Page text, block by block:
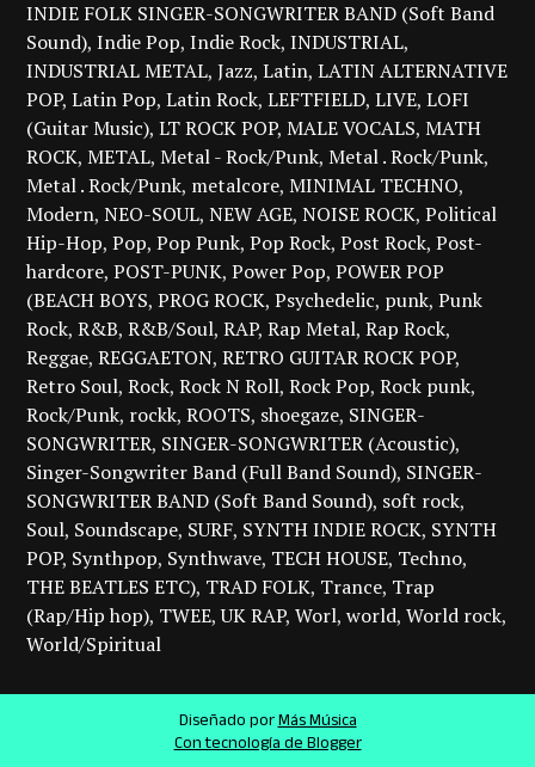
INDIE FOLK SINGER-SONGWRITER BAND (Soft Band
Sound) Indie Pop Indie Rock INDUSTRIAL
INDUSTRIAL METAL Jazz Latin LATIN ALTERNATIVE
POP Latin Pop Latin Rock LEFTFIELD LIVE LOFI
(Guitar Music) LT ROCK POP MALE VOCALS MATH
ROCK METAL Metal - Rock/Punk Metal . Rock/Punk
Metal . Rock/Punk metalcore MINIMAL TECHNO
Modern NEO-SOUL NEW AGE NOISE ROCK Political
Hip-Hop Pop Pop Punk Pop Rock Post Rock Post-
hardcore POST-PUNK Power Pop POWER POP
(BEACH BOYS PROG ROCK Psychedelic punk Punk
Rock R&B R&B/Soul RAP Rap Metal Rap Rock
Reggae REGGAETON RETRO GUITAR ROCK POP
Retro Soul Rock Rock N Roll Rock Pop Rock punk
Rock/Punk rockk ROOTS shoegaze SINGER-
SONGWRITER SINGER-SONGWRITER (Acoustic)
Singer-Songwriter Band (Full Band Sound) SINGER-
SONGWRITER BAND (Soft Band Sound) soft rock
Soul Soundscape SURF SYNTH INDIE ROCK SYNTH
POP Synthpop Synthwave TECH HOUSE Techno
THE BEATLES ETC) TRAD FOLK Trance Trap
(Rap/Hip hop) TWEE UK RAP Worl world World rock
World/Spiritual
Con tecnología de Blogger
Diseñado porMás Música